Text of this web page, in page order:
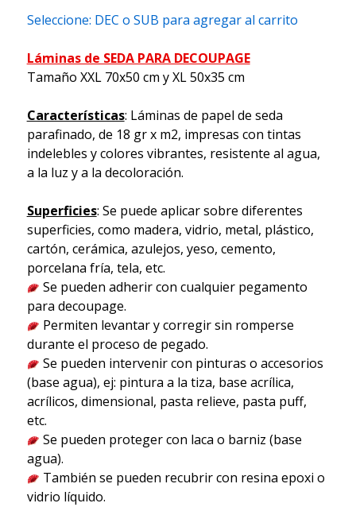
Seleccione: DEC o SUB para agregar al carrito
Láminas de SEDA PARA DECOUPAGE
Tamaño XXL 70x50 cm y XL 50x35 cm
Características: Láminas de papel de seda
parafinado, de 18 gr x m2, impresas con tintas
indelebles y colores vibrantes, resistente al agua,
a la luz y a la decoloración.
Superficies: Se puede aplicar sobre diferentes
superficies, como madera, vidrio, metal, plástico,
cartón, cerámica, azulejos, yeso, cemento,
porcelana fría, tela, etc.
Se pueden adherir con cualquier pegamento
para decoupage.
Permiten levantar y corregir sin romperse
durante el proceso de pegado.
Se pueden intervenir con pinturas o accesorios
(base agua), ej: pintura a la tiza, base acrílica,
acrílicos, dimensional, pasta relieve, pasta puff,
etc.
Se pueden proteger con laca o barniz (base
agua).
También se pueden recubrir con resina epoxi o
vidrio líquido.